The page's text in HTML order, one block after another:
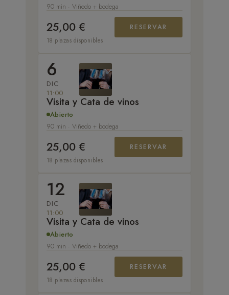
90 min · Viñedo + bodega
25,00 € RESERVAR
18 plazas disponibles
6
DIC
11:00
Visita y Cata de vinos
Abierto
90 min · Viñedo + bodega
25,00 € RESERVAR
18 plazas disponibles
12
DIC
11:00
Visita y Cata de vinos
Abierto
90 min · Viñedo + bodega
25,00 € RESERVAR
18 plazas disponibles